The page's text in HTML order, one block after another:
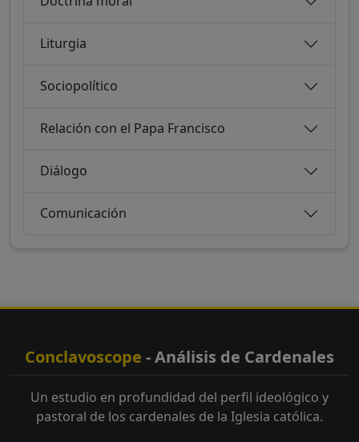
Liturgia
Sociopolítico
Relación con el Papa Francisco
Diálogo
Comunicación
Conclavoscope - Análisis de Cardenales
Un estudio en profundidad del perfil ideológico y
pastoral de los cardenales de la Iglesia católica.